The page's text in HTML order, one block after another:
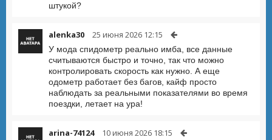
штукой?
alenka30 25 июня 2026 12:15
У мода спидометр реально имба, все данные
считываются быстро и точно, так что можно
контролировать скорость как нужно. А еще
одометр работает без багов, кайф просто
наблюдать за реальными показателями во время
поездки, летает на ура!
arina-74124 10 июня 2026 18:15